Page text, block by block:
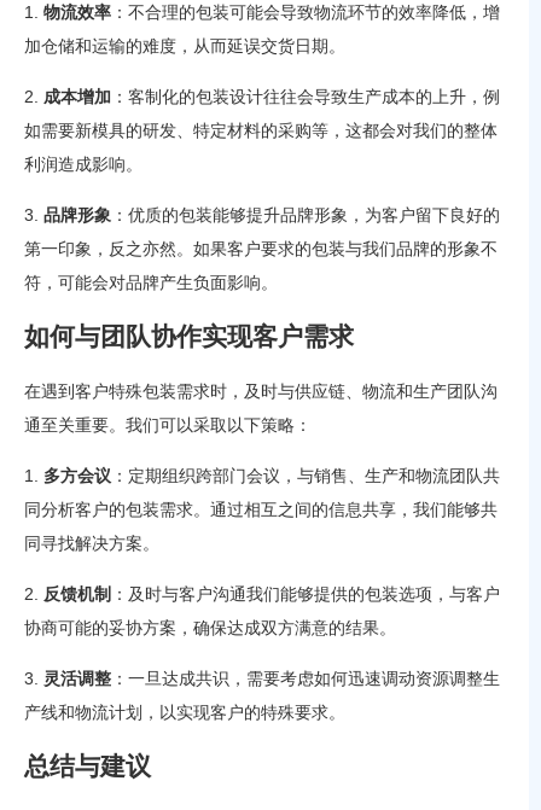
1. 物流效率 ：不合理的包装可能会导致物流环节的效率降低，增
加仓储和运输的难度，从而延误交货日期。
2. 成本增加 ：客制化的包装设计往往会导致生产成本的上升，例
如需要新模具的研发、特定材料的采购等，这都会对我们的整体
利润造成影响。
3. 品牌形象 ：优质的包装能够提升品牌形象，为客户留下良好的
第一印象，反之亦然。如果客户要求的包装与我们品牌的形象不
符，可能会对品牌产生负面影响。
如何与团队协作实现客户需求
在遇到客户特殊包装需求时，及时与供应链、物流和生产团队沟
通至关重要。我们可以采取以下策略：
1. 多方会议 ：定期组织跨部门会议，与销售、生产和物流团队共
同分析客户的包装需求。通过相互之间的信息共享，我们能够共
同寻找解决方案。
2. 反馈机制 ：及时与客户沟通我们能够提供的包装选项，与客户
协商可能的妥协方案，确保达成双方满意的结果。
3. 灵活调整 ：一旦达成共识，需要考虑如何迅速调动资源调整生
产线和物流计划，以实现客户的特殊要求。
总结与建议